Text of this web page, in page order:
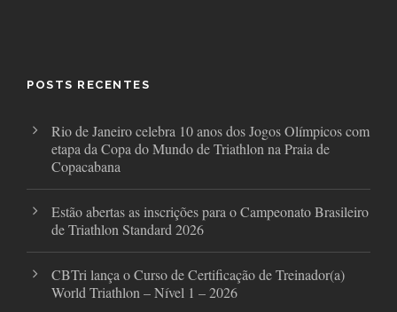
k
a
POSTS RECENTES
Rio de Janeiro celebra 10 anos dos Jogos Olímpicos com
etapa da Copa do Mundo de Triathlon na Praia de
Copacabana
Estão abertas as inscrições para o Campeonato Brasileiro
de Triathlon Standard 2026
CBTri lança o Curso de Certificação de Treinador(a)
World Triathlon – Nível 1 – 2026